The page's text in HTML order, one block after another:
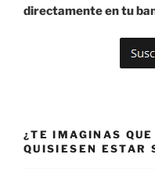
directamente en tu
¿TE IMAGINAS
QUISIESEN ESTAR